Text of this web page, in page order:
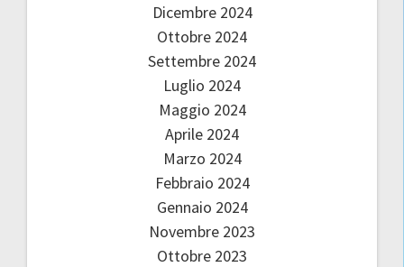
Dicembre 2024
Ottobre 2024
Settembre 2024
Luglio 2024
Maggio 2024
Aprile 2024
Marzo 2024
Febbraio 2024
Gennaio 2024
Novembre 2023
Ottobre 2023